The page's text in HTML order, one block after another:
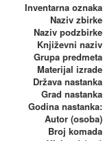
Inventarna oznaka
Naziv zbirke
Naziv podzbirke
Književni naziv
Grupa predmeta
Materijal izrade
Država nastanka
Grad nastanka
Godina nastanka:
Autor (osoba)
Broj komada